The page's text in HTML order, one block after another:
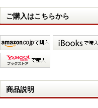
ご購入はこちらから
商品説明